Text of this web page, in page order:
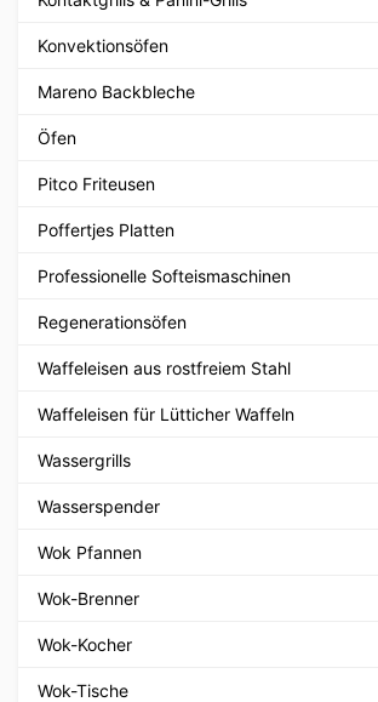
Konvektionsöfen
Mareno Backbleche
Öfen
Pitco Friteusen
Poffertjes Platten
Professionelle Softeismaschinen
Regenerationsöfen
Waffeleisen aus rostfreiem Stahl
Waffeleisen für Lütticher Waffeln
Wassergrills
Wasserspender
Wok Pfannen
Wok-Brenner
Wok-Kocher
Wok-Tische